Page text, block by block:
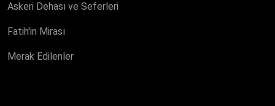
Askeri Dehası ve Seferleri
Fatih'in Mirası
Merak Edilenler